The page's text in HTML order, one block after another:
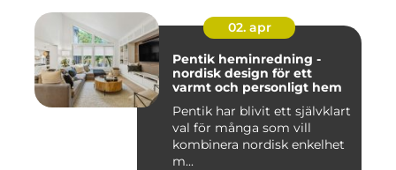
02. apr
Pentik heminredning -
nordisk design för ett
varmt och personligt hem
Pentik har blivit ett självklart
val för många som vill
kombinera nordisk enkelhet
m...